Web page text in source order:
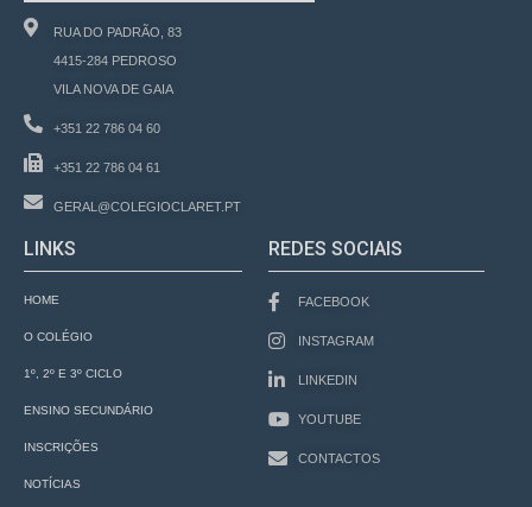
RUA DO PADRÃO, 83
4415-284 PEDROSO
VILA NOVA DE GAIA
+351 22 786 04 60
+351 22 786 04 61
GERAL@COLEGIOCLARET.PT
LINKS
HOME
O COLÉGIO
1º, 2º E 3º CICLO
ENSINO SECUNDÁRIO
INSCRIÇÕES
NOTÍCIAS
REDES SOCIAIS
FACEBOOK
INSTAGRAM
LINKEDIN
YOUTUBE
CONTACTOS